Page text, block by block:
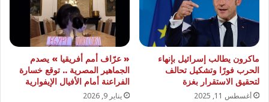
ماكرون يطالب إسرائيل بإنهاء
الحرب فورًا وتشكيل تحالف
لتحقيق الاستقرار بغزة
أغسطس 11, 2025
« عرّاف أمم أفريقيا » يصدم
الجماهير المصرية .. توقع خسارة
الفراعنة أمام الأفيال الإيفوارية
يناير 9, 2026